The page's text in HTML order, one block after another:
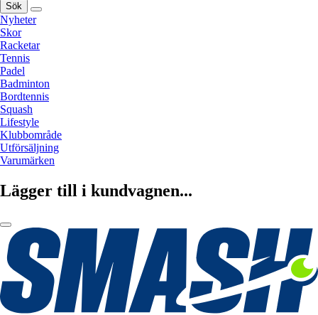
Sök
Nyheter
Skor
Racketar
Tennis
Padel
Badminton
Bordtennis
Squash
Lifestyle
Klubbområde
Utförsäljning
Varumärken
Lägger till i kundvagnen...